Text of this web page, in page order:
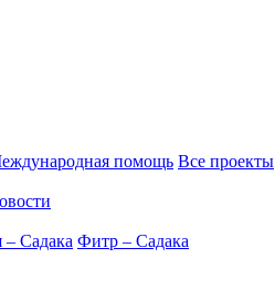
помощь Все проекты
Садака Фитр – Садака